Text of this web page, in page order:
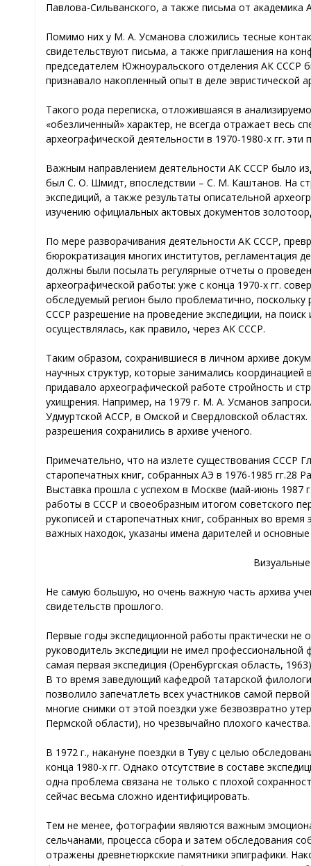
Павлова-Сильванского, а также письма от
Помимо них у М. А. Усманова сложились тесные
свидетельствуют письма, а также приглашения на
председателем Южноуральского отделения АК СССР
признавало накопленный опыт в деле эвристической
Такого рода переписка, отложившаяся в
«обезличенный» характер, не всегда отражает весь
археографической деятельности в 1970‑1980-х гг.
Важным направлением деятельности АК СССР было
был С. О. Шмидт, впоследствии – С. М. Каштанов. На
экспедиций, а также результаты описательной
изучению официальных актовых документов
По мере разворачивания деятельности АК СССР,
бюрократизация многих институтов, регламентация
должны были посылать регулярные отчеты о
археографической работы: уже с конца 1970-х гг.
обследуемый регион было проблематично, поскольку
СССР разрешение на проведение экспедиции, на
осуществлялась, как правило, через АК СССР.
Таким образом, сохранившиеся в личном архиве
научных структур, которые занимались
придавало археографической работе стройность и
ухищрения. Например, на 1979 г. М. А. Усманов
Удмуртской АССР, в Омской и Свердловской
разрешения сохранились в архиве ученого.
Примечательно, что на излете существования СССР
старопечатных книг, собранных АЭ в 1976-1985 гг.28
Выставка прошла с успехом в Москве (май-июнь 1987
работы в СССР и своеобразным итогом советского
рукописей и старопечатных книг, собранных во
важных находок, указаны имена дарителей и
Не самую большую, но очень важную часть архива
свидетельств прошлого.
Первые годы экспедиционной работы практически не
руководитель экспедиции не имел
самая первая экспедиция (Оренбургская область,
В то время заведующий кафедрой татарской
позволило запечатлеть всех участников самой
многие снимки от этой поездки уже безвозвратно
Пермской области), но чрезвычайно плохого качества.
В 1972 г., накануне поездки в Туву с целью
конца 1980-х гг. Однако отсутствие в составе
одна проблема связана не только с плохой
сейчас весьма сложно идентифицировать.
Тем не менее, фотографии являются важным
сельчанами, процесса сбора и затем обследования
отражены древнетюркские памятники эпиграфики.